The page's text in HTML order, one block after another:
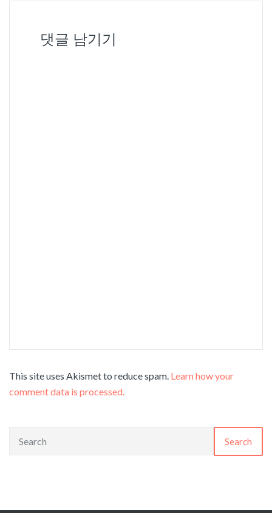
댓글 남기기
This site uses Akismet to reduce spam. Learn how your
comment data is processed.
Search